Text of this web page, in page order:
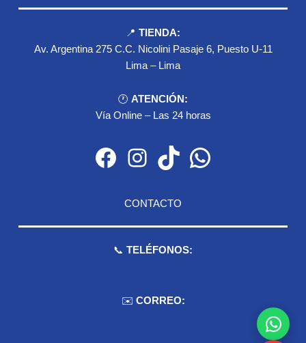
📍 TIENDA:
Av. Argentina 275 C.C. Nicolini Pasaje 6, Puesto U-11
Lima – Lima
🕐 ATENCIÓN:
Vía Online – Las 24 horas
Facebook Instagram TikTok WhatsApp
CONTACTO
📞 TELÉFONOS:
✉️ CORREO: